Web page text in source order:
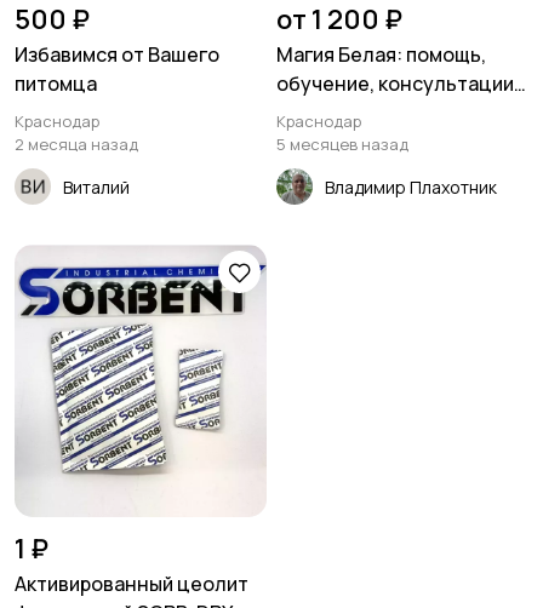
заказ
Уход за животными Другое3
500 ₽
Избавимся от Вашего
питомца
Краснодар
2 месяца назад
Виталий
от 1 200 ₽
Магия Белая: помощь,
обучение, консультации
по саморазвитию
Краснодар
5 месяцев назад
Владимир Плахотник
1 ₽
Активированный цеолит